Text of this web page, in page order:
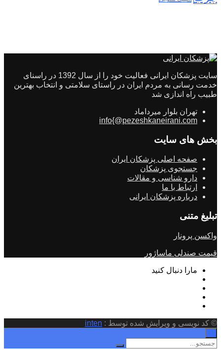
سایت پزشکان ایرانی فعالیت خود را از سال 1392 در راسنای
خدمت رسانی به مردم ایران در راستای سلامتی و انتخاب بهترین
طبیب راه اندازی شد
تهران بلوار میرداماد
info{@pezeshkaneirani.com
بخش های سایت
صفحه اصلی پزشکان ایران
جستجوی پزشکان
دارو شناسی و مقالات
ارتباط با ما
درباره پزشکان ایرانی
تبلیغ متنی
واکسن پرونار
قیمت صندلی ماساژور
مارا دنبال کنید
© کد نویسی و ویرایش شده توسط : inten